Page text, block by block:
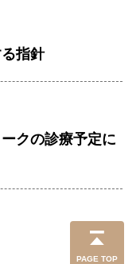
指針
クの診療予定に
PAGE TOP